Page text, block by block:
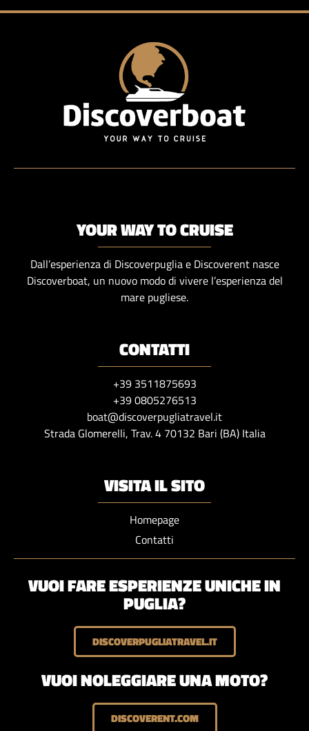
YOUR WAY TO CRUISE
Dall’esperienza di Discoverpuglia e Discoverent nasce
Discoverboat, un nuovo modo di vivere l’esperienza del
mare pugliese.
CONTATTI
+39 3511875693
+39 0805276513
boat@discoverpugliatravel.it
Strada Glomerelli, Trav. 4 70132 Bari (BA) Italia
VISITA IL SITO
Homepage
Contatti
VUOI FARE ESPERIENZE UNICHE IN
PUGLIA?
DISCOVERPUGLIATRAVEL.IT
VUOI NOLEGGIARE UNA MOTO?
DISCOVERENT.COM